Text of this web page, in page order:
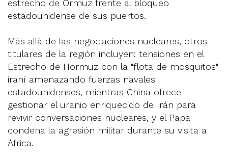
estrecho de Ormuz frente al bloqueo
estadounidense de sus puertos.
Más allá de las negociaciones nucleares, otros
titulares de la región incluyen: tensiones en el
Estrecho de Hormuz con la "flota de mosquitos"
iraní amenazando fuerzas navales
estadounidenses, mientras China ofrece
gestionar el uranio enriquecido de Irán para
revivir conversaciones nucleares, y el Papa
condena la agresión militar durante su visita a
África.